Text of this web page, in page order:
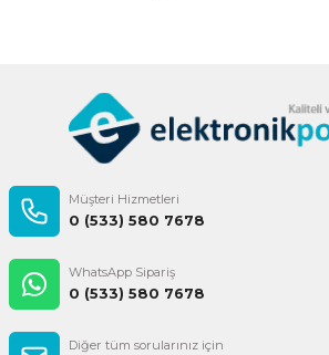
Müşteri Hizmetleri
0 (533) 580 7678
WhatsApp Sipariş
0 (533) 580 7678
Diğer tüm sorularınız için